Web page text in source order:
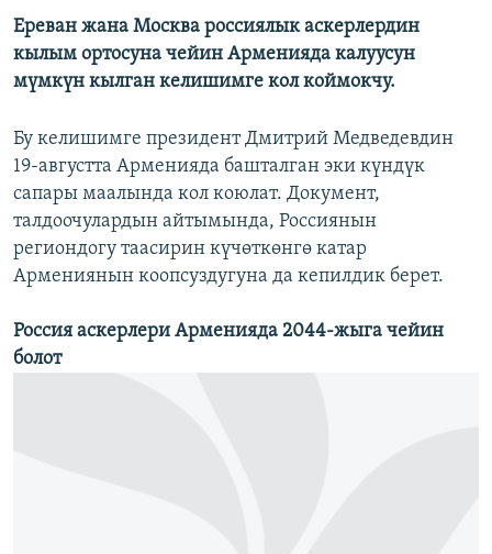
Ереван жана Москва россиялык аскерлердин
кылым ортосуна чейин Арменияда калуусун
мүмкүн кылган келишимге кол коймокчу.
Бу келишимге президент Дмитрий Медведевдин
19-августта Арменияда башталган эки күндүк
сапары маалында кол коюлат. Документ,
талдоочулардын айтымында, Россиянын
региондогу таасирин күчөткөнгө катар
Армениянын коопсуздугуна да кепилдик берет.
Россия аскерлери Арменияда 2044-жыга чейин
болот